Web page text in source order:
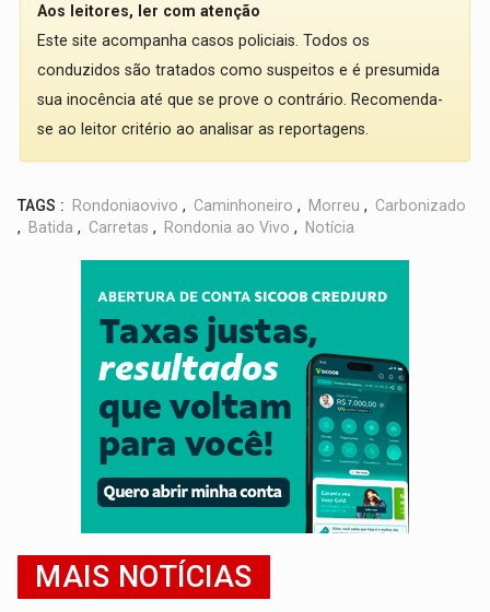
Aos leitores, ler com atenção
Este site acompanha casos policiais. Todos os
conduzidos são tratados como suspeitos e é presumida
sua inocência até que se prove o contrário. Recomenda-
se ao leitor critério ao analisar as reportagens.
TAGS : Rondoniaovivo , Caminhoneiro , Morreu , Carbonizado
,
Batida , Carretas , Rondonia ao Vivo , Notícia
MAIS NOTÍCIAS